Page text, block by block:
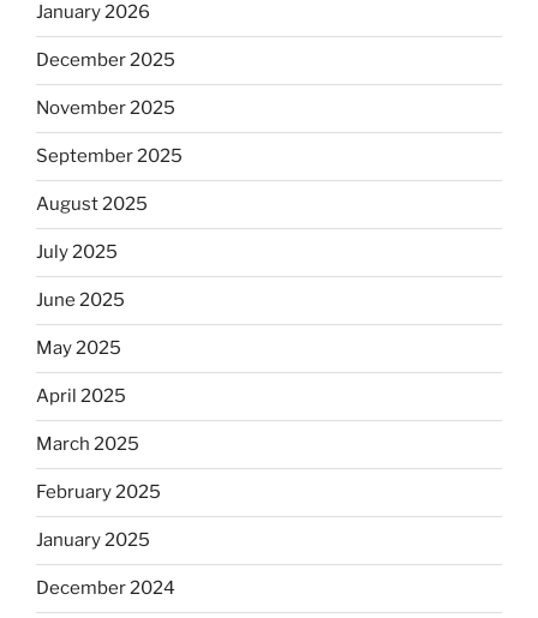
January 2026
December 2025
November 2025
September 2025
August 2025
July 2025
June 2025
May 2025
April 2025
March 2025
February 2025
January 2025
December 2024